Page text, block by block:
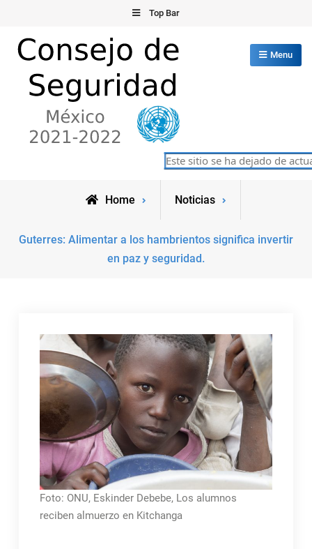
content
Top Bar
Consejo de Seguridad de las
Naciones Unidas
Menu
Este sitio se ha dejado de
Home Noticias
Guterres: Alimentar a los hambrientos significa invertir
en paz y seguridad.
Foto: ONU, Eskinder Debebe, Los alumnos
reciben almuerzo en Kitchanga